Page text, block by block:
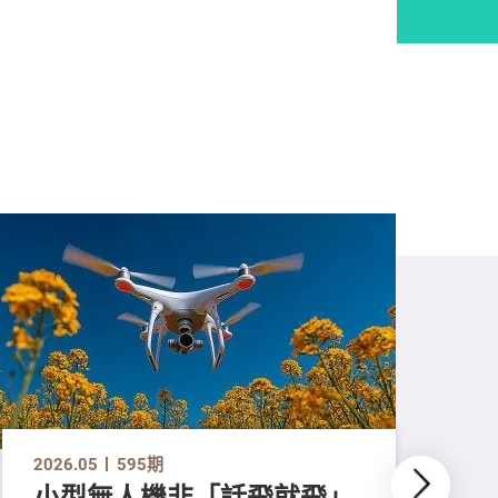
2026.05 595期